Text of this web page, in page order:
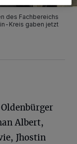
des Fachbereichs
Kreis gaben jetzt
Albert,
Jhostin